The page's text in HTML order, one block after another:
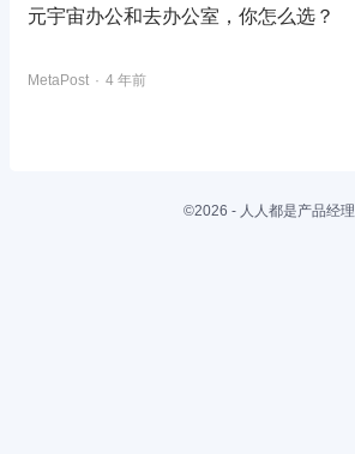
元宇宙办公和去办公室，你怎么选？
MetaPost 4 年前
©2026 - 人人都是产品经理